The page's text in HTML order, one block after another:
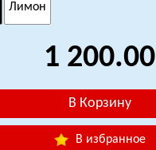
Лимон
1 200.00
В избранное